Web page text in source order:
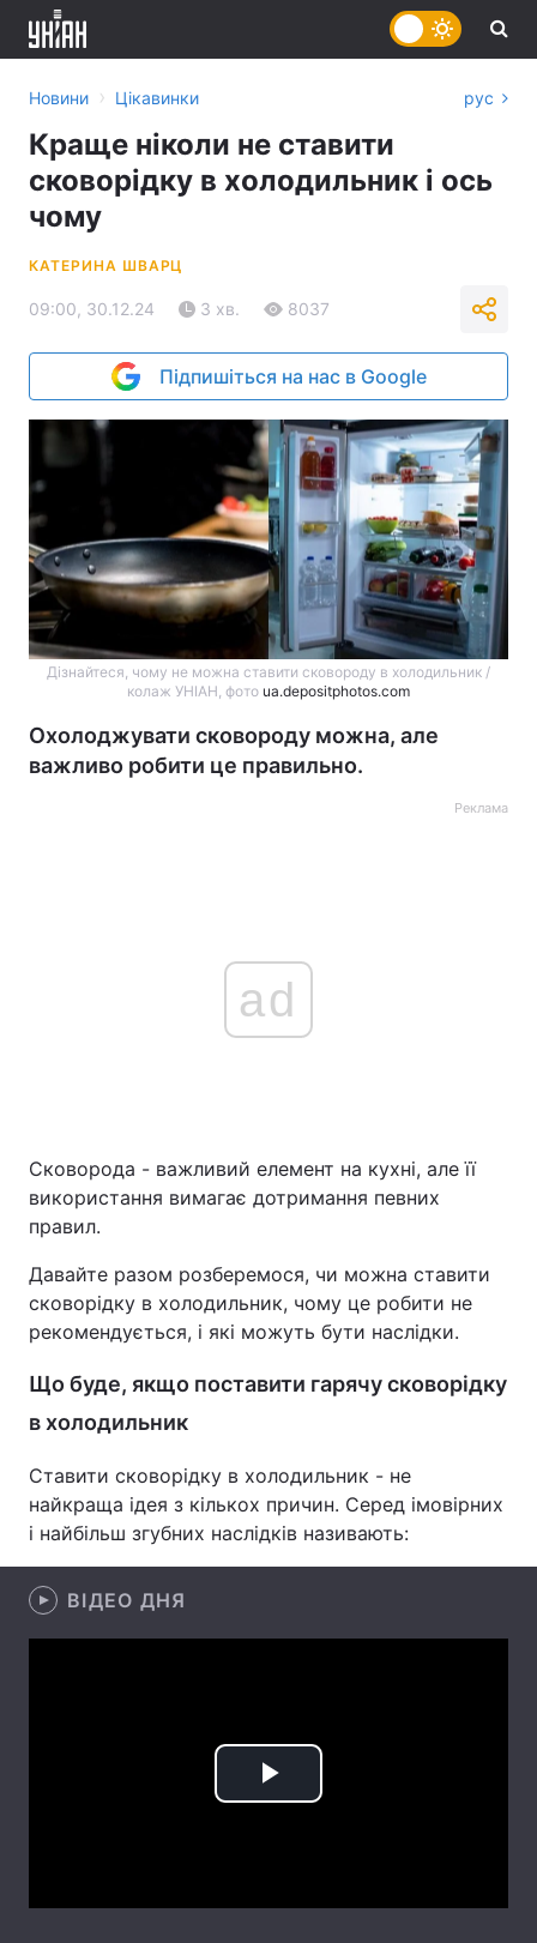
Головна Війна
Україна
Економіка Світ
Спорт Наука
Техно і зв'язок Лайт
Здоров'я Туризм
Цікавинки Погода
Екологія
Новини › Цікавинки рус
Краще ніколи не ставити
сковорідку в холодильник і ось
чому
КАТЕРИНА ШВАРЦ
09:00, 30.12.24 3 хв. 8037
Підпишіться на нас в Google
Дізнайтеся, чому не можна ставити сковороду в холодильник /
колаж УНІАН, фото ua.depositphotos.com
Охолоджувати сковороду можна, але
важливо робити це правильно.
Реклама
ad
Сковорода - важливий елемент на кухні, але її
використання вимагає дотримання певних
правил.
Давайте разом розберемося, чи можна ставити
сковорідку в холодильник, чому це робити не
рекомендується, і які можуть бути наслідки.
Що буде, якщо поставити гарячу сковорідку
в холодильник
Ставити сковорідку в холодильник - не
найкраща ідея з кількох причин. Серед імовірних
і найбільш згубних наслідків називають:
ВІДЕО ДНЯ
Play